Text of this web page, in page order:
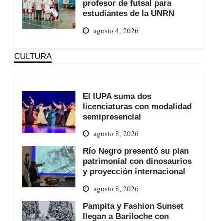
profesor de futsal para
estudiantes de la UNRN
agosto 4, 2026
CULTURA
El IUPA suma dos
licenciaturas con modalidad
semipresencial
agosto 8, 2026
Río Negro presentó su plan
patrimonial con dinosaurios
y proyección internacional
agosto 8, 2026
Pampita y Fashion Sunset
llegan a Bariloche con